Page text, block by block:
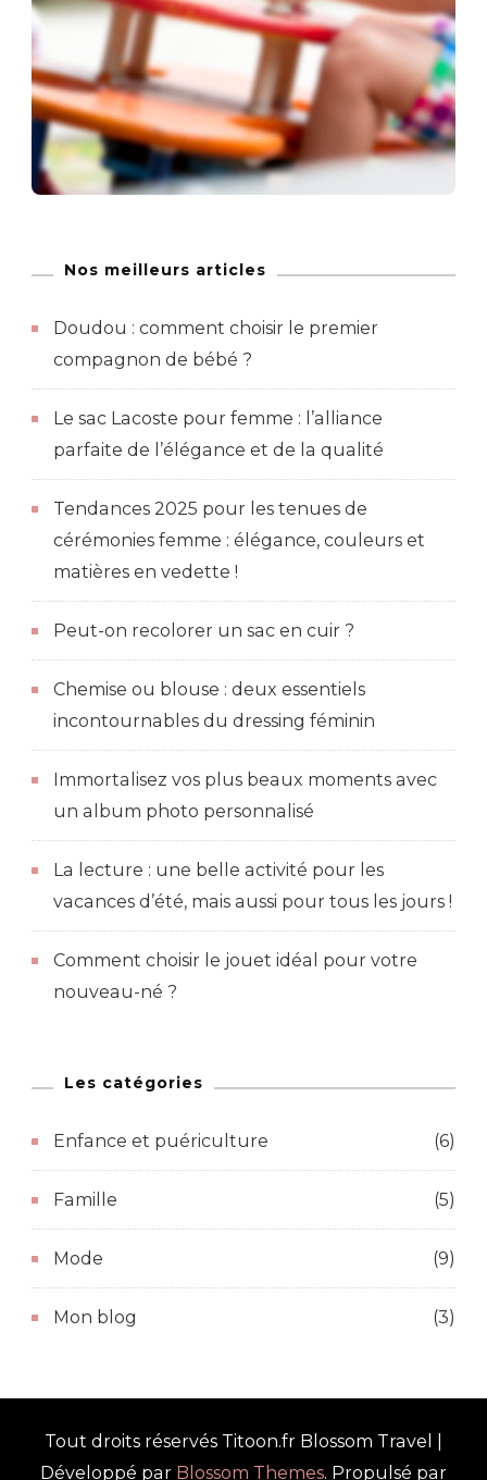
Nos meilleurs articles
Doudou : comment choisir le premier
compagnon de bébé ?
Le sac Lacoste pour femme : l’alliance
parfaite de l’élégance et de la qualité
Tendances 2025 pour les tenues de
cérémonies femme : élégance, couleurs et
matières en vedette !
Peut-on recolorer un sac en cuir ?
Chemise ou blouse : deux essentiels
incontournables du dressing féminin
Immortalisez vos plus beaux moments avec
un album photo personnalisé
La lecture : une belle activité pour les
vacances d’été, mais aussi pour tous les jours !
Comment choisir le jouet idéal pour votre
nouveau-né ?
Les catégories
Enfance et puériculture (6)
Famille (5)
Mode (9)
Mon blog (3)
Tout droits réservés Titoon.fr Blossom Travel |
Développé par Blossom Themes. Propulsé par